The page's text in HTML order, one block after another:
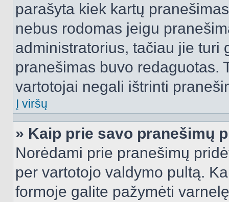
parašyta kiek kartų
nebus rodomas jeigu
administratorius, tačiau jie turi
pranešimas buvo redaguotas.
vartotojai negali ištrinti
Į viršų
» Kaip prie savo pranešimų
Norėdami prie pranešimų
per vartotojo valdymo pultą.
formoje galite pažymėti